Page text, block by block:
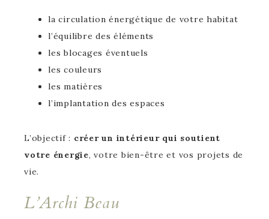
la circulation énergétique de votre habitat
l’équilibre des éléments
les blocages éventuels
les couleurs
les matières
l’implantation des espaces
L’objectif : créer un intérieur qui soutient
votre énergie, votre bien-être et vos projets de
vie.
L’Archi Beau